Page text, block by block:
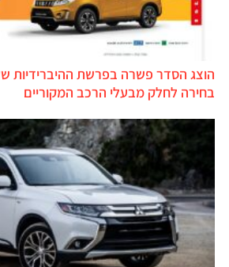
בחירה לחלק מבעלי הרכב המקוריים